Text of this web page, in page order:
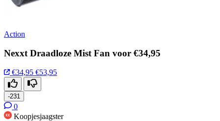
Action
Nexxt Draadloze Mist Fan voor €34,95
€34,95 €53,95
-231
0
Koopjesjaagster